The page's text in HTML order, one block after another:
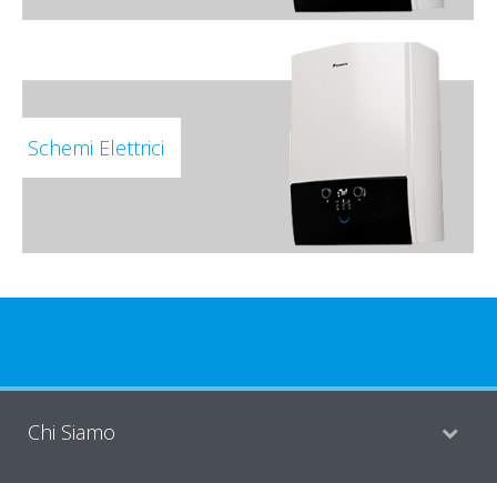
Schemi Elettrici
Chi Siamo